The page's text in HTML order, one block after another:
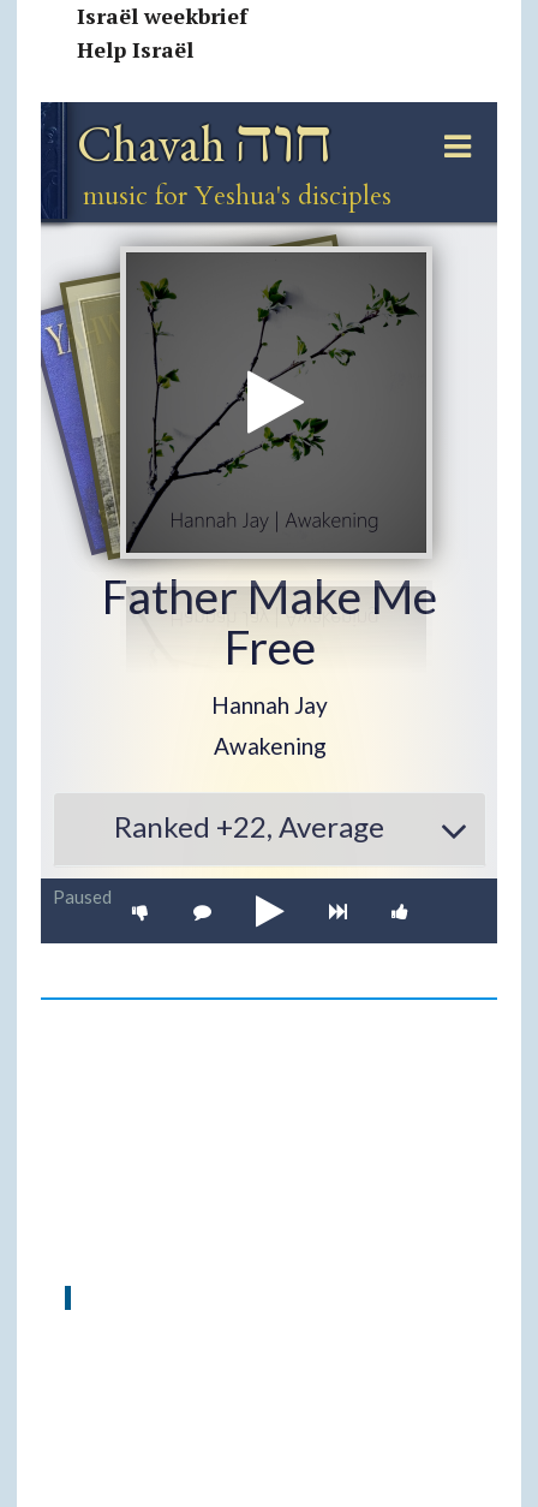
Israël weekbrief
Help Israël